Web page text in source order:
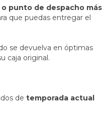
o punto de despacho más
que puedas entregar el
se devuelva en óptimas
caja original.
de temporada actual